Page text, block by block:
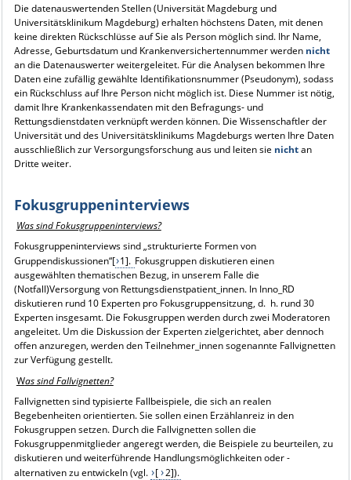
Die datenauswertenden Stellen (Universität Magdeburg und
Universitätsklinikum Magdeburg) erhalten höchstens Daten, mit denen
keine direkten Rückschlüsse auf Sie als Person möglich sind. Ihr Name,
Adresse, Geburtsdatum und Krankenversichertennummer werden nicht
an die Datenauswerter weitergeleitet. Für die Analysen bekommen Ihre
Daten eine zufällig gewählte Identifikationsnummer (Pseudonym), sodass
ein Rückschluss auf Ihre Person nicht möglich ist. Diese Nummer ist nötig,
damit Ihre Krankenkassendaten mit den Befragungs- und
Rettungsdienstdaten verknüpft werden können. Die Wissenschaftler der
Universität und des Universitätsklinikums Magdeburgs werten Ihre Daten
ausschließlich zur Versorgungsforschung aus und leiten sie nichtan
Dritte weiter.
Fokusgruppeninterviews
Was sind Fokusgruppeninterviews?
Fokusgruppeninterviews sind „strukturierte Formen von
Gruppendiskussionen“[ 1]. Fokusgruppen diskutieren einen
ausgewählten thematischen Bezug, in unserem Falle die
(Notfall)Versorgung von Rettungsdienstpatient_innen. In Inno_RD
diskutieren rund 10 Experten pro Fokusgruppensitzung, d. h. rund 30
Experten insgesamt. Die Fokusgruppen werden durch zwei Moderatoren
angeleitet. Um die Diskussion der Experten zielgerichtet, aber dennoch
offen anzuregen, werden den Teilnehmer_innen sogenannte Fallvignetten
zur Verfügung gestellt.
Was sind Fallvignetten?
Fallvignetten sind typisierte Fallbeispiele, die sich an realen
Begebenheiten orientierten. Sie sollen einen Erzählanreiz in den
Fokusgruppen setzen. Durch die Fallvignetten sollen die
Fokusgruppenmitglieder angeregt werden, die Beispiele zu beurteilen, zu
diskutieren und weiterführende Handlungsmöglichkeiten oder -
alternativen zu entwickeln (vgl. [ 2]).